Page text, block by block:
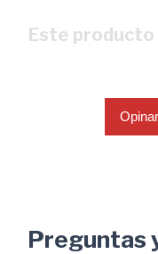
Este producto
Preguntas